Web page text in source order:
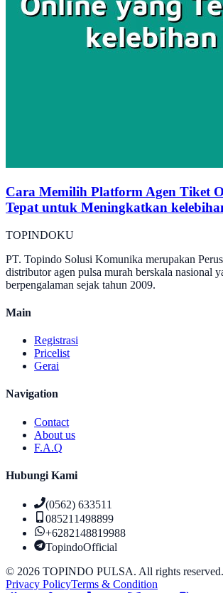
Cara Memilih Platform Agen Tiket
Tepat untuk Meningkatkan
TOPINDOKU
PT. Topindo Solusi Komunika merupakan
distributor agen pulsa murah berskala nasional
berpengalaman sejak tahun 2009.
Main
Registrasi
Pricelist
Gerai
Navigation
Contact
About us
F.A.Q
Hubungi Kami
(0562) 633511
085211498899
+6282148819988
TopindoOfficial
© 2026 TOPINDO PULSA. All rights reserved.
Privacy PolicyTerms & Condition